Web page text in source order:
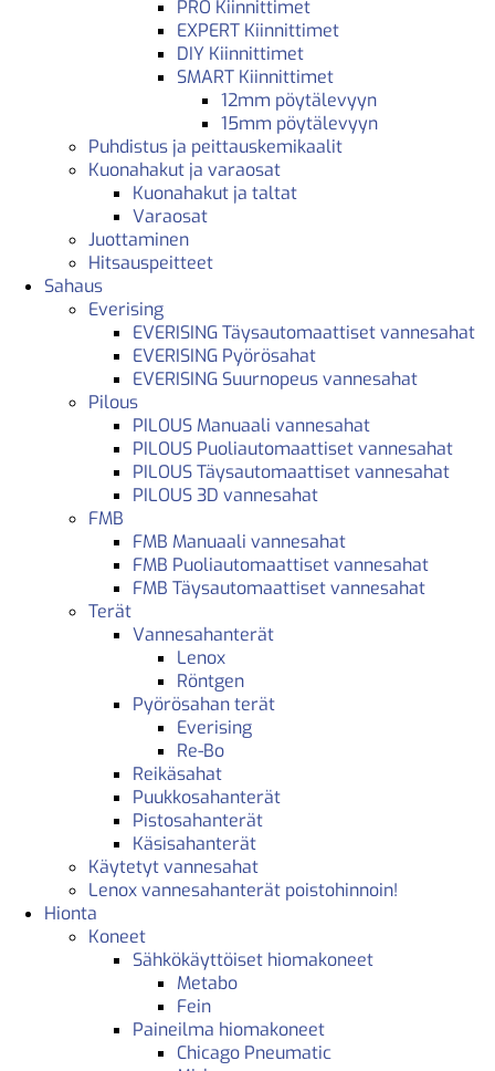
PRO Kiinnittimet
EXPERT Kiinnittimet
DIY Kiinnittimet
SMART Kiinnittimet
12mm pöytälevyyn
15mm pöytälevyyn
Puhdistus ja peittauskemikaalit
Kuonahakut ja varaosat
Kuonahakut ja taltat
Varaosat
Juottaminen
Hitsauspeitteet
Sahaus
Everising
EVERISING Täysautomaattiset vannesahat
EVERISING Pyörösahat
EVERISING Suurnopeus vannesahat
Pilous
PILOUS Manuaali vannesahat
PILOUS Puoliautomaattiset vannesahat
PILOUS Täysautomaattiset vannesahat
PILOUS 3D vannesahat
FMB
FMB Manuaali vannesahat
FMB Puoliautomaattiset vannesahat
FMB Täysautomaattiset vannesahat
Terät
Vannesahanterät
Lenox
Röntgen
Pyörösahan terät
Everising
Re-Bo
Reikäsahat
Puukkosahanterät
Pistosahanterät
Käsisahanterät
Käytetyt vannesahat
Lenox vannesahanterät poistohinnoin!
Hionta
Koneet
Sähkökäyttöiset hiomakoneet
Metabo
Fein
Paineilma hiomakoneet
Chicago Pneumatic